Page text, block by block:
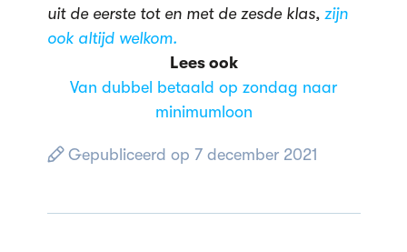
uit de eerste tot en met de zesde klas, zijn
ook altijd welkom.
Lees ook
Van dubbel betaald op zondag naar
minimumloon
Gepubliceerd op 7 december 2021